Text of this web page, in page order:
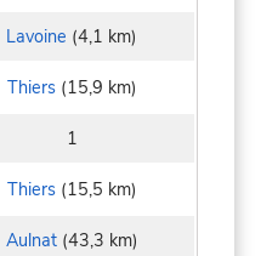
Lavoine (4,1 km)
Thiers(15,9 km)
1
Thiers(15,5 km)
Aulnat(43,3 km)